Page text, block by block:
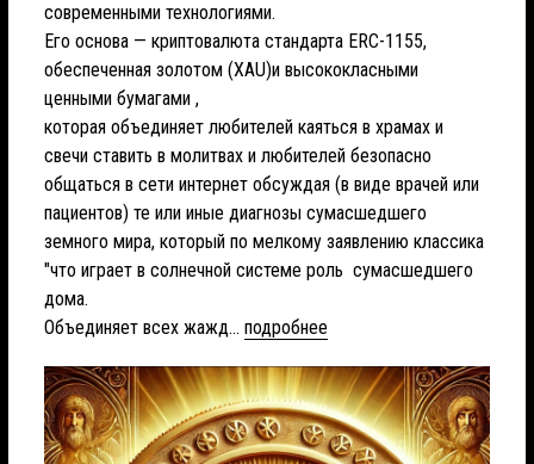
современными технологиями.
Его основа — криптовалюта стандарта ERC-1155,
обеспеченная золотом (XAU)и высококласными
ценными бумагами ,
которая объединяет любителей каяться в храмах и
свечи ставить в молитвах и любителей безопасно
общаться в сети интернет обсуждая (в виде врачей или
пациентов) те или иные диагнозы сумасшедшего
земного мира, который по мелкому заявлению классика
"что играет в солнечной системе роль сумасшедшего
дома.
Объединяет всех жажд... подробнее